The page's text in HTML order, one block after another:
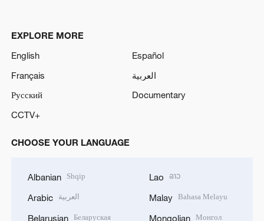
EXPLORE MORE
English
Español
Français
العربية
Русский
Documentary
CCTV+
CHOOSE YOUR LANGUAGE
Albanian Shqip
Arabic العربية
Belarusian Беларуская
Lao ລາວ
Malay Bahasa Melayu
Mongolian Монгол